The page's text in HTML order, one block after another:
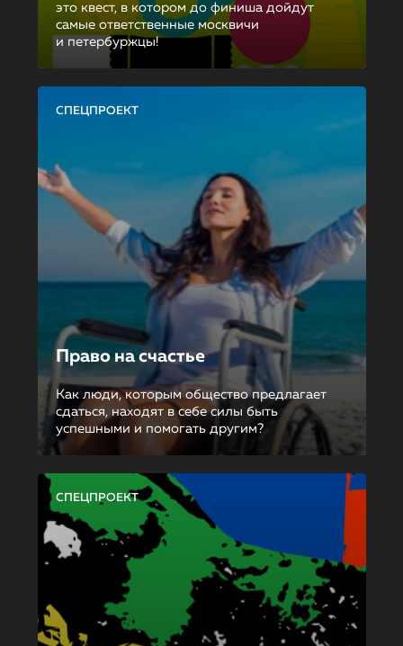
это квест, в котором до финиша дойдут
самые ответственные москвичи
и петербуржцы!
СПЕЦПРОЕКТ
Право на счастье
Как люди, которым общество предлагает
сдаться, находят в себе силы быть
успешными и помогать другим?
СПЕЦПРОЕКТ